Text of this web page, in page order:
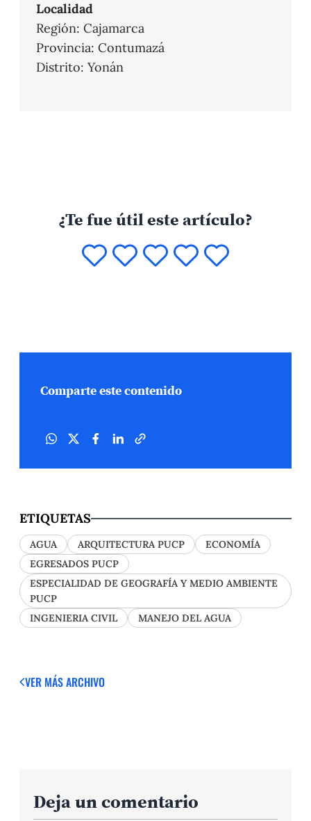
Localidad
Región: Cajamarca
Provincia: Contumazá
Distrito: Yonán
¿Te fue útil este artículo?
Comparte este contenido
ETIQUETAS
AGUA ARQUITECTURA PUCP
ECONOMÍA
EGRESADOS PUCP
ESPECIALIDAD DE GEOGRAFÍA Y MEDIO AMBIENTE
PUCP
INGENIERIA CIVIL
MANEJO DEL AGUA
VER MÁSARCHIVO
Deja un comentario